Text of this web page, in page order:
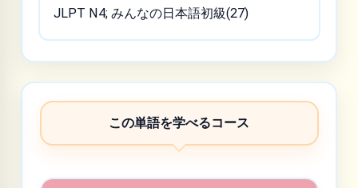
JLPT N4; みんなの日本語初級(27)
この単語を学べるコース